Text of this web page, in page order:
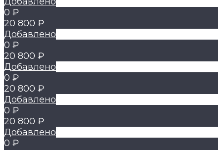
0 ₽
20 800 ₽
Добавлено
0 ₽
20 800 ₽
Добавлено
0 ₽
20 800 ₽
Добавлено
0 ₽
20 800 ₽
Добавлено
0 ₽